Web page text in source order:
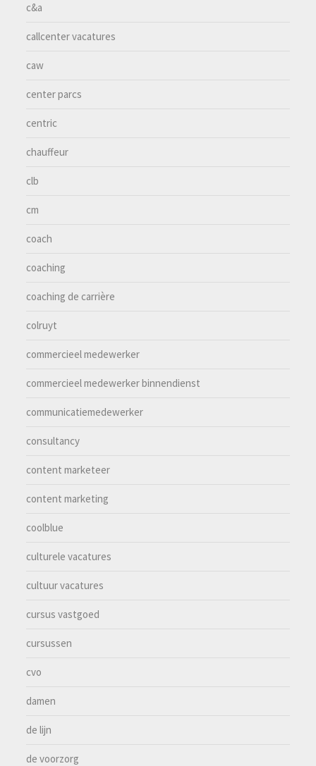
c&a
callcenter vacatures
caw
center parcs
centric
chauffeur
clb
cm
coach
coaching
coaching de carrière
colruyt
commercieel medewerker
commercieel medewerker binnendienst
communicatiemedewerker
consultancy
content marketeer
content marketing
coolblue
culturele vacatures
cultuur vacatures
cursus vastgoed
cursussen
cvo
damen
de lijn
de voorzorg